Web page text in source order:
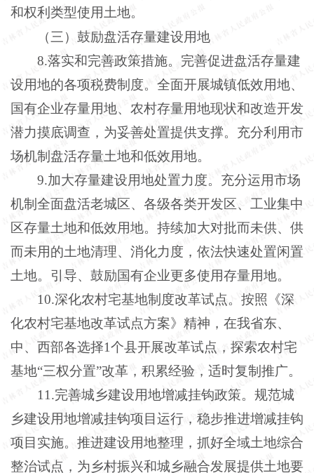
和权利类型使用土地。
（三）鼓励盘活存量建设用地
8.落实和完善政策措施。完善促进盘活存量建
设用地的各项税费制度。全面开展城镇低效用地、
国有企业存量用地、农村存量用地现状和改造开发
潜力摸底调查，为妥善处置提供支撑。充分利用市
场机制盘活存量土地和低效用地。
9.加大存量建设用地处置力度。充分运用市场
机制全面盘活老城区、各级各类开发区、工业集中
区存量土地和低效用地。持续加大对批而未供、供
而未用的土地清理、消化力度，依法快速处置闲置
土地。引导、鼓励国有企业更多使用存量用地。
10.深化农村宅基地制度改革试点。按照《深
化农村宅基地改革试点方案》精神，在我省东、
中、西部各选择1个县开展改革试点，探索农村宅
基地“三权分置”改革，积累经验，适时复制推广。
11.完善城乡建设用地增减挂钩政策。规范城
乡建设用地增减挂钩项目运行，稳步推进增减挂钩
项目实施。推进建设用地整理，抓好全域土地综合
整治试点，为乡村振兴和城乡融合发展提供土地要